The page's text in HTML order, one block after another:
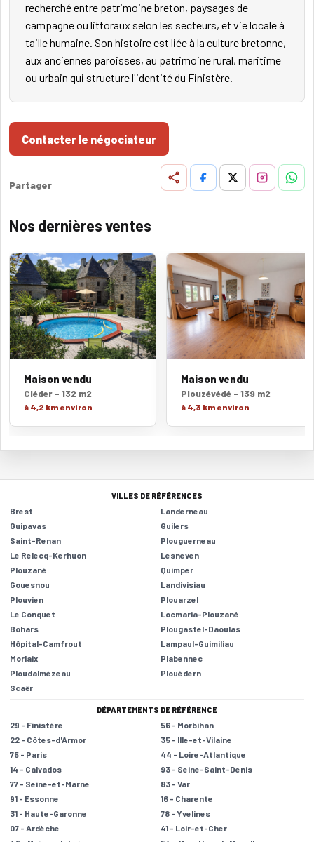
recherché entre patrimoine breton, paysages de
campagne ou littoraux selon les secteurs, et vie locale à
taille humaine. Son histoire est liée à la culture bretonne,
aux anciennes paroisses, au patrimoine rural, maritime
ou urbain qui structure l'identité du Finistère.
Contacter le négociateur
Partager
Nos dernières ventes
Maison vendu
Cléder - 132 m2
à 4,2 km environ
Maison vendu
Plouzévédé - 139 m2
à 4,3 km environ
VILLES DE RÉFÉRENCES
Brest
Landerneau
Guipavas
Guilers
Saint-Renan
Plouguerneau
Le Relecq-Kerhuon
Lesneven
Plouzané
Quimper
Gouesnou
Landivisiau
Plouvien
Plouarzel
Le Conquet
Locmaria-Plouzané
Bohars
Plougastel-Daoulas
Hôpital-Camfrout
Lampaul-Guimiliau
Morlaix
Plabennec
Ploudalmézeau
Plouédern
Scaër
DÉPARTEMENTS DE RÉFÉRENCE
29 - Finistère
56 - Morbihan
22 - Côtes-d'Armor
35 - Ille-et-Vilaine
75 - Paris
44 - Loire-Atlantique
14 - Calvados
93 - Seine-Saint-Denis
77 - Seine-et-Marne
83 - Var
91 - Essonne
16 - Charente
31 - Haute-Garonne
78 - Yvelines
07 - Ardèche
41 - Loir-et-Cher